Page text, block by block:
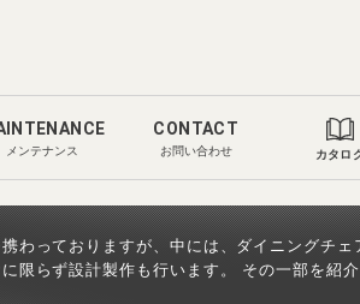
メンテナンス
CONTACT
お問い合わせ カタロ
わっておりますが、中には、ダイニングチェ
限らず設計製作も行います。 その一部を紹